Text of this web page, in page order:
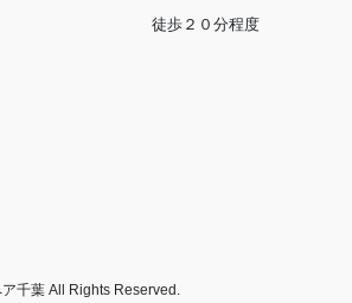
徒歩２０分程度
千葉 All Rights Reserved.